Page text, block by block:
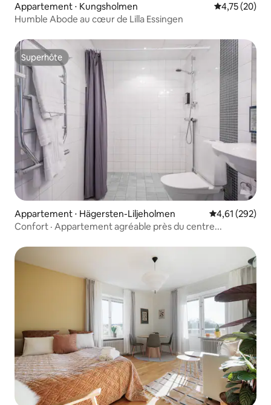
Appartement ⋅ Kungsholmen Évaluation
4,75 (20)
Humble Abode au cœur de Lilla Essingen
Superhôte
Superhôte
Appartement ⋅ Hägersten-Liljeholmen Évaluation
4,61 (292)
Confort · Appartement agréable près du centre...